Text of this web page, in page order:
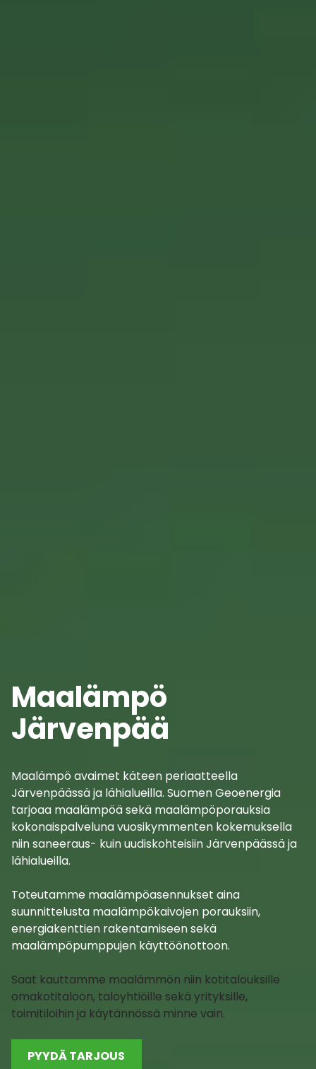
Maalämpö
Järvenpää
Maalämpö avaimet käteen periaatteella
Järvenpäässä ja lähialueilla. Suomen Geoenergia
tarjoaa maalämpöä sekä maalämpöporauksia
kokonaispalveluna vuosikymmenten kokemuksella
niin saneeraus- kuin uudiskohteisiin Järvenpäässä ja
lähialueilla.
Toteutamme maalämpöasennukset aina
suunnittelusta maalämpökaivojen porauksiin,
energiakenttien rakentamiseen sekä
maalämpöpumppujen käyttöönottoon.
Saat kauttamme maalämmön niin kotitalouksille
omakotitaloon, taloyhtiöille sekä yrityksille,
toimitiloihin ja käytännössä minne vain.
PYYDÄ TARJOUS